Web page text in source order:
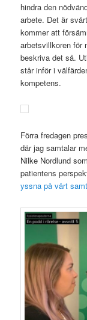
hindra den
arbete. Det är
kommer att
arbetsvillkoren för
beskriva det så.
står inför i
kompetens.
Förra fredagen
där jag samtalar
Nilke Nordlund
patientens
yssna på vårt